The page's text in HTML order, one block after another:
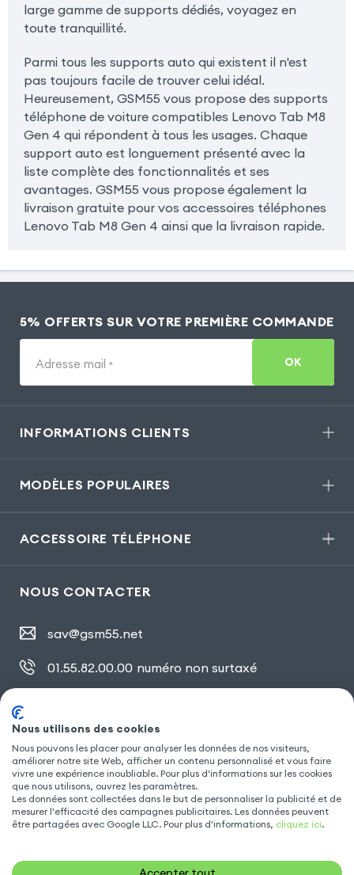
large gamme de supports dédiés, voyagez en
toute tranquillité.
Parmi tous les supports auto qui existent il n'est
pas toujours facile de trouver celui idéal.
Heureusement, GSM55 vous propose des supports
téléphone de voiture compatibles Lenovo Tab M8
Gen 4 qui répondent à tous les usages. Chaque
support auto est longuement présenté avec la
liste complète des fonctionnalités et ses
avantages. GSM55 vous propose également la
livraison gratuite pour vos accessoires téléphones
Lenovo Tab M8 Gen 4 ainsi que la livraison rapide.
5% OFFERTS SUR VOTRE PREMIÈRE COMMANDE
Adresse mail * OK
INFORMATIONS CLIENTS
MODÈLES POPULAIRES
ACCESSOIRE TÉLÉPHONE
NOUS CONTACTER
sav@gsm55.net
01.55.82.00.00 numéro non surtaxé
SUIVEZ NOUS
Nous utilisons des cookies
Nous pouvons les placer pour analyser les données de nos visiteurs,
améliorer notre site Web, afficher un contenu personnalisé et vous faire
vivre une expérience inoubliable. Pour plus d'informations sur les cookies
que nous utilisons, ouvrez les paramètres.
Les données sont collectées dans le but de personnaliser la publicité et de
mesurer l'efficacité des campagnes publicitaires. Les données peuvent
être partagées avec Google LLC. Pour plus d'informations, cliquez ici.